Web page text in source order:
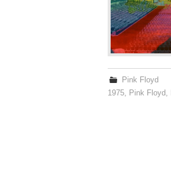
Pink Floyd
1975
Pink Floyd